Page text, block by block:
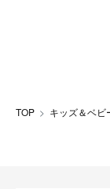
TOP キッズ＆ベビ